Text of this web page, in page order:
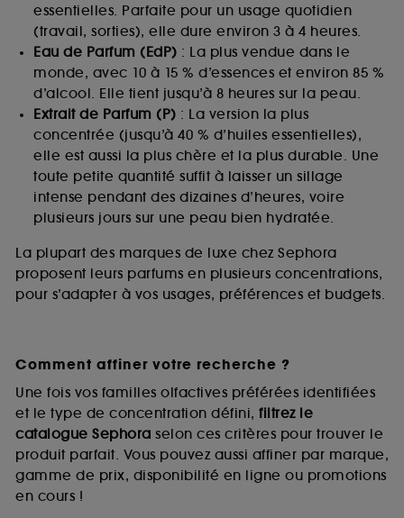
essentielles. Parfaite pour un usage quotidien
(travail, sorties), elle dure environ 3 à 4 heures.
Eau de Parfum (EdP) : La plus vendue dans le
monde, avec 10 à 15 % d’essences et environ 85 %
d’alcool. Elle tient jusqu’à 8 heures sur la peau.
Extrait de Parfum (P) : La version la plus
concentrée (jusqu’à 40 % d’huiles essentielles),
elle est aussi la plus chère et la plus durable. Une
toute petite quantité suffit à laisser un sillage
intense pendant des dizaines d’heures, voire
plusieurs jours sur une peau bien hydratée.
La plupart des marques de luxe chez Sephora
proposent leurs parfums en plusieurs concentrations,
pour s’adapter à vos usages, préférences et budgets.
Comment affiner votre recherche ?
Une fois vos familles olfactives préférées identifiées
et le type de concentration défini, filtrez le
catalogue Sephora selon ces critères pour trouver le
produit parfait. Vous pouvez aussi affiner par marque,
gamme de prix, disponibilité en ligne ou promotions
en cours !